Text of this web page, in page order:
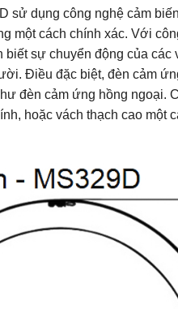
sử dụng công nghệ cảm
một cách chính xác. Với
biết sự chuyển động của
Điều đặc biệt, đèn cảm
đèn cảm ứng hồng ngoại.
hoặc vách thạch cao một